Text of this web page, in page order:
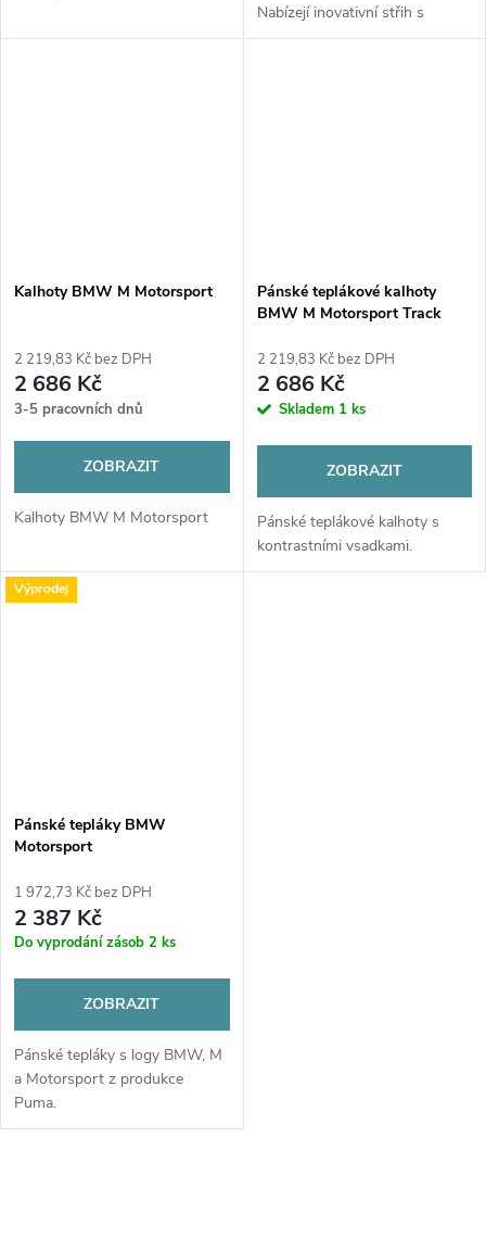
Nabízejí inovativní střih s
integrovanými vnitřními
Kalhoty BMW M Motorsport
2 219,83 Kč bez DPH
2 686 Kč
3-5 pracovních dnů
ZOBRAZIT
Kalhoty BMW M Motorsport
Pánské teplákové kalhoty
BMW M Motorsport Track
2 219,83 Kč bez DPH
2 686 Kč
Skladem 1 ks
ZOBRAZIT
Pánské teplákové kalhoty s
kontrastními vsadkami.
Výprodej
Pánské tepláky BMW
Motorsport
1 972,73 Kč bez DPH
2 387 Kč
Do vyprodání zásob 2 ks
ZOBRAZIT
Pánské tepláky s logy BMW, M
a Motorsport z produkce
Puma.